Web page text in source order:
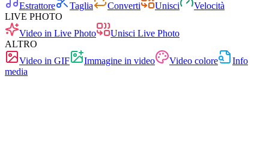
Estrattore
Taglia Converti Unisci
Velocità
LIVE PHOTO
Video in Live Photo
Unisci Live Photo
ALTRO
Video in GIF
Immagine in video Video colore
Info
media